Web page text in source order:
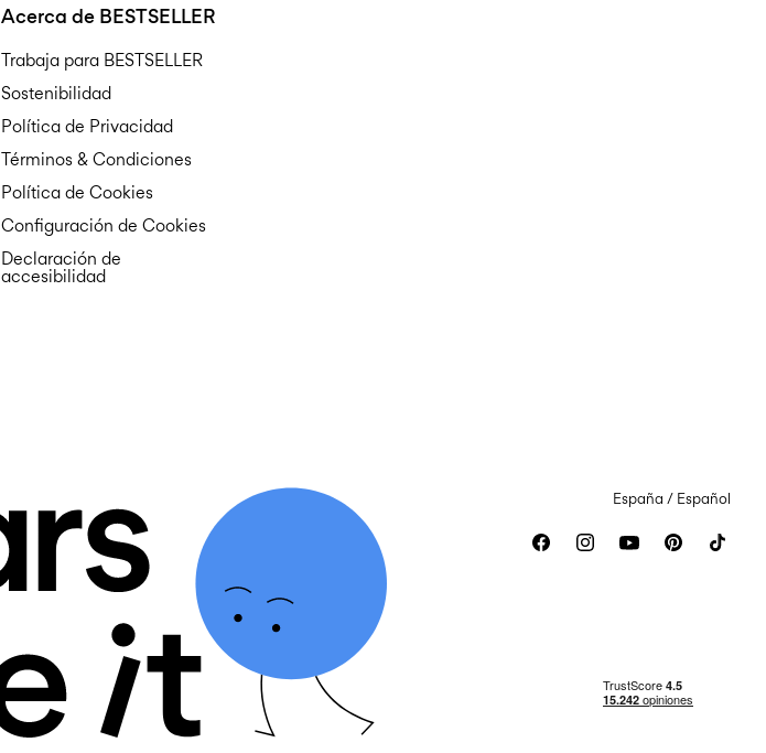
Acerca de BESTSELLER
Trabaja para BESTSELLER
Sostenibilidad
Política de Privacidad
Términos & Condiciones
Política de Cookies
Configuración de Cookies
Declaración de
accesibilidad
España / Español